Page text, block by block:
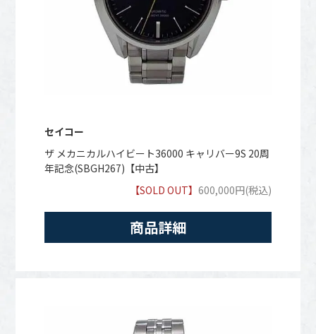
セイコー
ザ メカニカルハイビート36000 キャリバー9S 20周
年記念(SBGH267)【中古】
【SOLD OUT】600,000円(税込)
商品詳細